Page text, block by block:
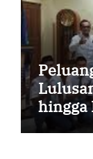
hingga